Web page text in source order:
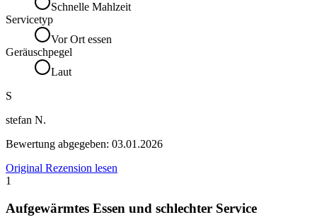
Schnelle Mahlzeit
Servicetyp
Vor Ort essen
Geräuschpegel
Laut
S
stefan N.
Bewertung abgegeben: 03.01.2026
Original Rezension lesen
1
Aufgewärmtes Essen und schlechter Service